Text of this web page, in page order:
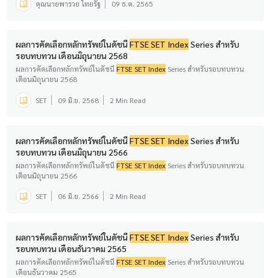
คุณนายพารวย ไทยรัฐ 09 ธ.ค. 2565
ผลการคัดเลือกหลักทรัพย์ในดัชนีFTSE SET Index Series สำหรับ
รอบทบทวน เดือนมิถุนายน 2568
ผลการคัดเลือกหลักทรัพย์ในดัชนีFTSE SET Index Series สำหรับรอบทบทวน
เดือนมิถุนายน 2568
SET 09 มิ.ย. 2568 2 Min Read
ผลการคัดเลือกหลักทรัพย์ในดัชนีFTSE SET Index Series สำหรับ
รอบทบทวน เดือนมิถุนายน 2566
ผลการคัดเลือกหลักทรัพย์ในดัชนีFTSE SET Index Series สำหรับรอบทบทวน
เดือนมิถุนายน 2566
SET 06 มิ.ย. 2566 2 Min Read
ผลการคัดเลือกหลักทรัพย์ในดัชนีFTSE SET Index Series สำหรับ
รอบทบทวน เดือนธันวาคม 2565
ผลการคัดเลือกหลักทรัพย์ในดัชนีFTSE SET Index Series สำหรับรอบทบทวน
เดือนธันวาคม 2565